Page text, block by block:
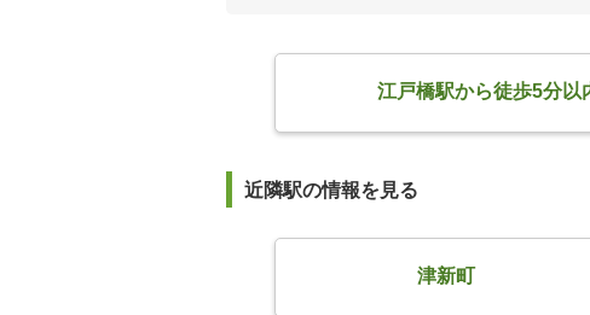
江戸橋駅から徒歩5分以
近隣駅の情報を見る
津新町